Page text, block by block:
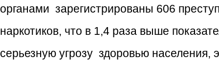
органами зарегистрированы 606
наркотиков, что в 1,4 раза выше
серьезную угрозу здоровью населения,